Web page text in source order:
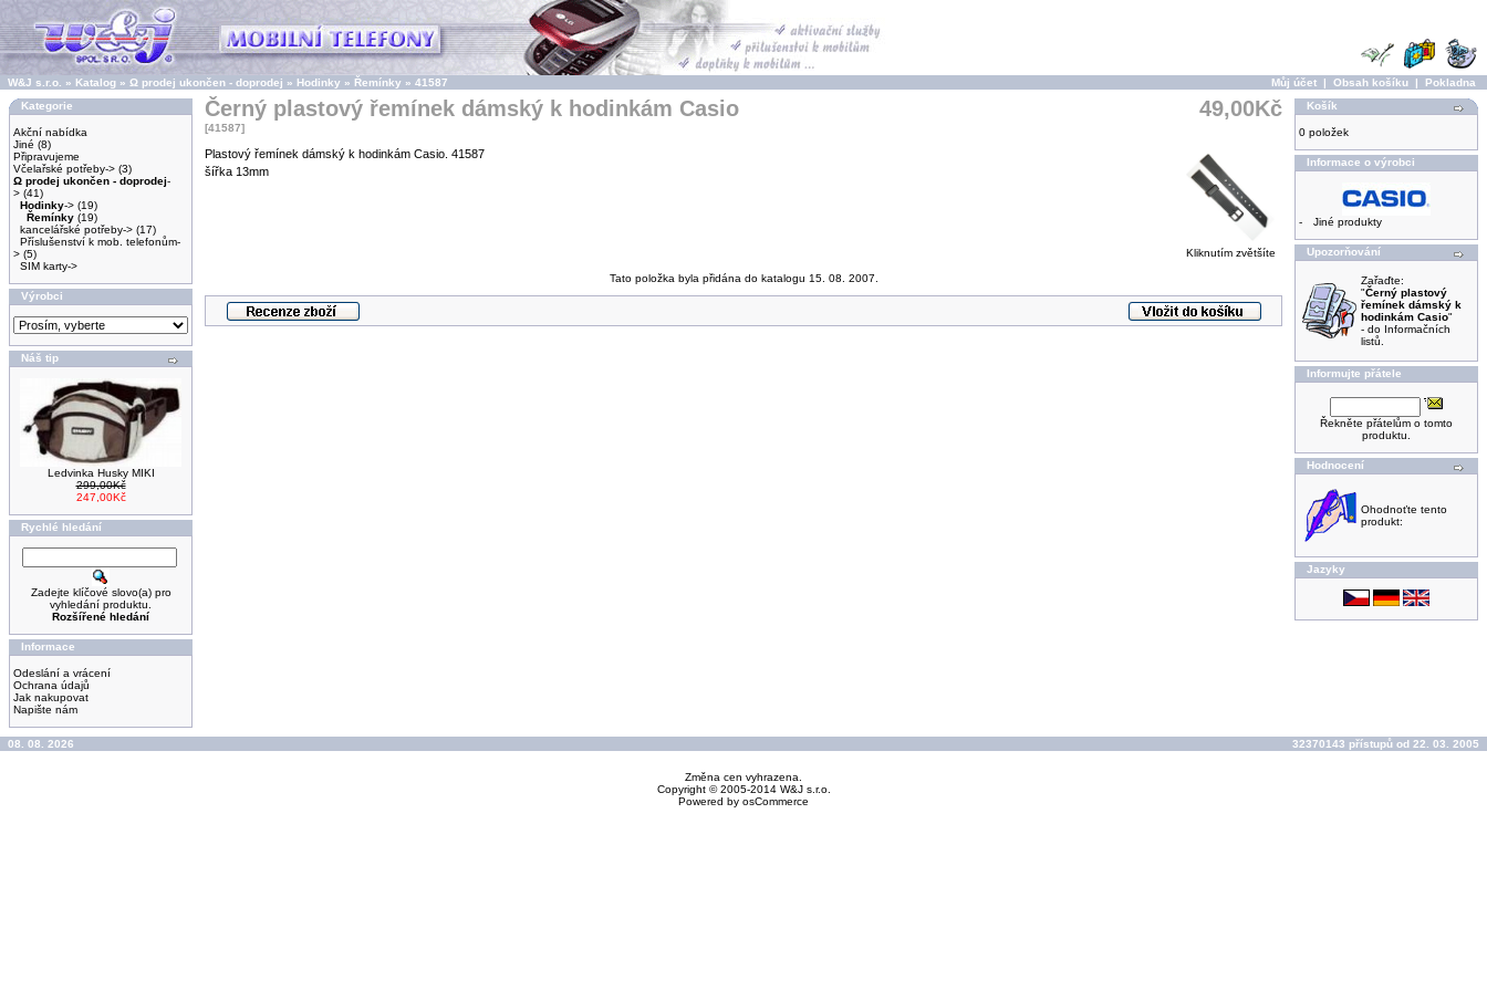
W&J s.r.o. » Katalog » Ω prodej ukončen - doprodej » Hodinky » Řemínky » 41587 Můj účet | Obsah košíku | Pokladna
Kategorie
Akční nabídka
Jiné (8)
Připravujeme
Včelařské potřeby-> (3)
Ω prodej ukončen - doprodej-
> (41)
Hodinky-> (19)
Řemínky (19)
kancelářské potřeby-> (17)
Příslušenství k mob. telefonům-
> (5)
SIM karty->
Výrobci
Náš tip
Ledvinka Husky MIKI
299,00Kč
247,00Kč
Rychlé hledání
Zadejte klíčové slovo(a) pro
vyhledání produktu.
Rozšířené hledání
Informace
Odeslání a vrácení
Ochrana údajů
Jak nakupovat
Napište nám
Černý plastový řemínek dámský k hodinkám Casio
[41587]
49,00Kč
Kliknutím zvětšíte
Plastový řemínek dámský k hodinkám Casio. 41587
šířka 13mm
Tato položka byla přidána do katalogu 15. 08. 2007.
Košík
0 položek
Informace o výrobci
- Jiné produkty
Upozorňování
Zařaďte:
"Černý plastový
řemínek dámský k
hodinkám Casio"
- do Informačních
listů.
Informujte přátele
Řekněte přátelům o tomto
produktu.
Hodnocení
Ohodnoťte tento
produkt:
Jazyky
08. 08. 2026 32370143 přístupů od 22. 03. 2005
Změna cen vyhrazena.
Copyright © 2005-2014 W&J s.r.o.
Powered by osCommerce